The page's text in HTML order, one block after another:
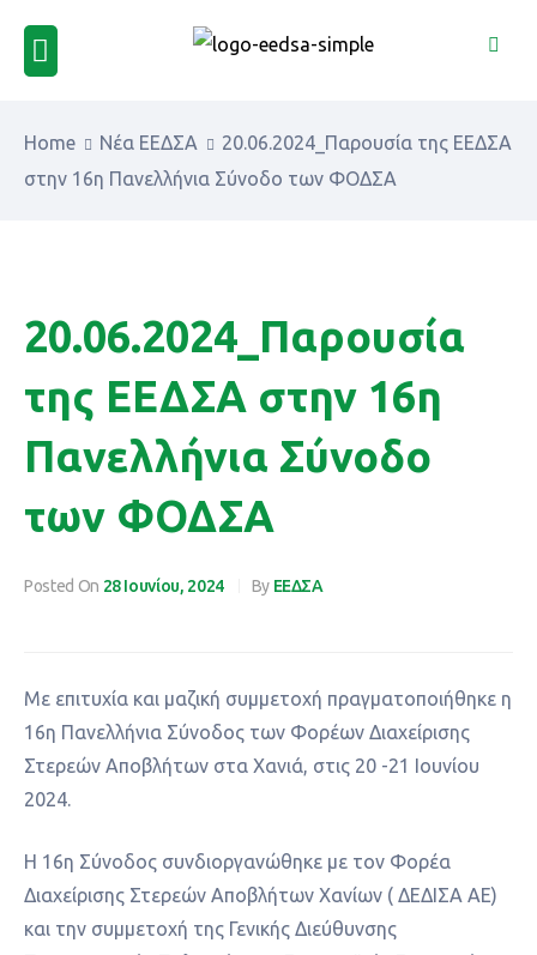
Home Νέα ΕΕΔΣΑ
20.06.2024_Παρουσία της ΕΕΔΣΑ
στην 16η Πανελλήνια Σύνοδο των ΦΟΔΣΑ
Posted On 28 Ιουνίου, 2024 By ΕΕΔΣΑ
20.06.2024_Παρουσία
της ΕΕΔΣΑ στην 16η
Πανελλήνια Σύνοδο
των ΦΟΔΣΑ
Με επιτυχία και μαζική συμμετοχή πραγματοποιήθηκε η
16η Πανελλήνια Σύνοδος των Φορέων Διαχείρισης
Στερεών Αποβλήτων στα Χανιά, στις 20 -21 Ιουνίου
2024.
Η 16η Σύνοδος συνδιοργανώθηκε με τον Φορέα
Διαχείρισης Στερεών Αποβλήτων Χανίων ( ΔΕΔΙΣΑ ΑΕ)
και την συμμετοχή της Γενικής Διεύθυνσης